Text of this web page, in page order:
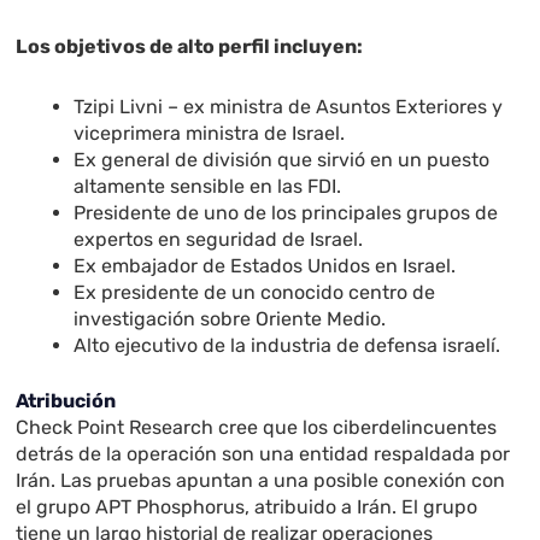
Los objetivos de alto perfil incluyen:
Tzipi Livni – ex ministra de Asuntos Exteriores y
viceprimera ministra de Israel.
Ex general de división que sirvió en un puesto
altamente sensible en las FDI.
Presidente de uno de los principales grupos de
expertos en seguridad de Israel.
Ex embajador de Estados Unidos en Israel.
Ex presidente de un conocido centro de
investigación sobre Oriente Medio.
Alto ejecutivo de la industria de defensa israelí.
Atribución
Check Point Research cree que los ciberdelincuentes
detrás de la operación son una entidad respaldada por
Irán. Las pruebas apuntan a una posible conexión con
el grupo APT Phosphorus, atribuido a Irán. El grupo
tiene un largo historial de realizar operaciones